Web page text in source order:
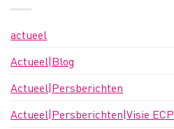
actueel
Actueel|Blog
Actueel|Persberichten
Actueel|Persberichten|Visie ECP